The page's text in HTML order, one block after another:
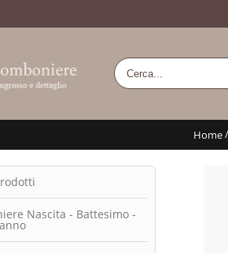
Home/
Nascita - Battesimo -